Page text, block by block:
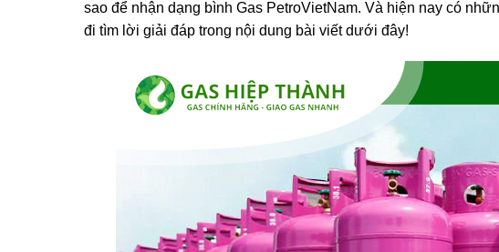
sao để nhận dạng bình Gas PetroVietNam. Và hiện nay có
đi tìm lời giải đáp trong nội dung bài viết dưới đây!